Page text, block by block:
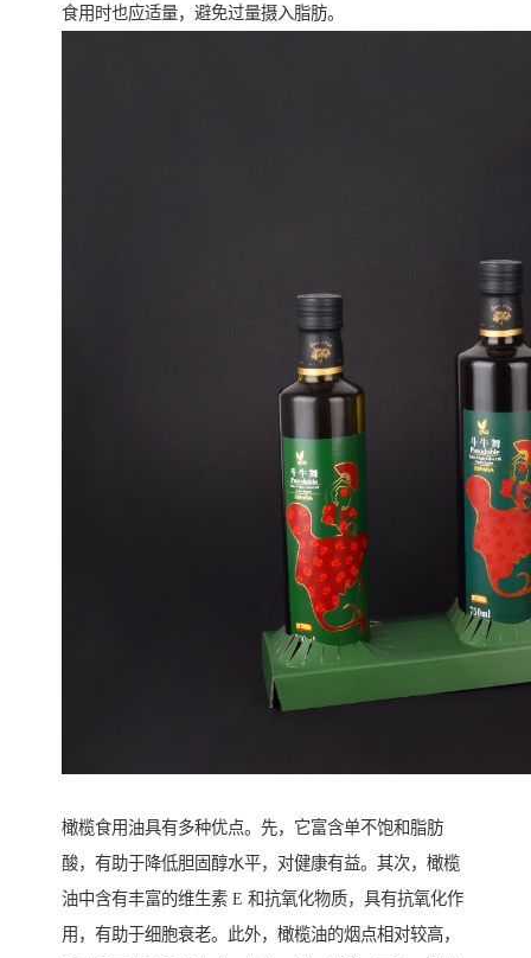
食用时也应适量，避免过量摄入脂肪。
橄榄食用油具有多种优点。先，它富含单不饱和脂肪
酸，有助于降低胆固醇水平，对健康有益。其次，橄榄
油中含有丰富的维生素 E 和抗氧化物质，具有抗氧化作
用，有助于细胞衰老。此外，橄榄油的烟点相对较高，